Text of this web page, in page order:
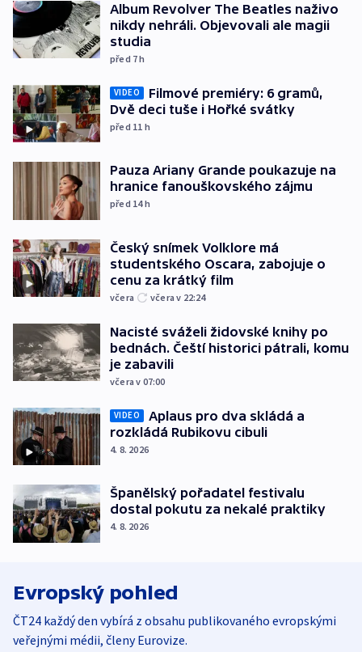
Album Revolver The Beatles naživo
nikdy nehráli. Objevovali ale magii
studia
před 7h
VIDEO
Filmové premiéry: 6 gramů,
Dvě deci tuše i Hořké svátky
před 11 h
Pauza Ariany Grande poukazuje na
hranice fanouškovského zájmu
před 14h
Český snímek Volklore má
studentského Oscara, zabojuje o
cenu za krátký film
včera včera v 22:24
Nacisté sváželi židovské knihy po
bednách. Čeští historici pátrali, komu
je zabavili
včera v 07:00
VIDEO
Aplaus pro dva skládá a
rozkládá Rubikovu cibuli
4. 8. 2026
Španělský pořadatel festivalu
dostal pokutu za nekalé praktiky
4. 8. 2026
Evropský pohled
ČT24 každý den vybírá z obsahu publikovaného evropskými
veřejnými médii, členy Eurovize.